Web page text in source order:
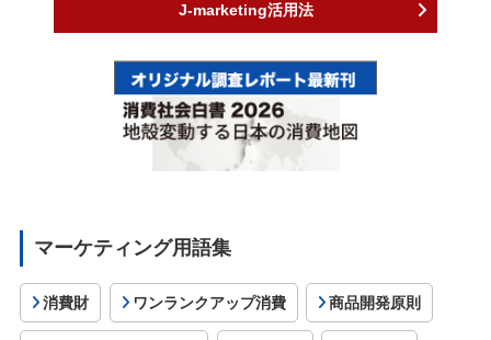
J-marketing活用法
マーケティング用語集
消費財 ワンランクアップ消費 商品開発原則